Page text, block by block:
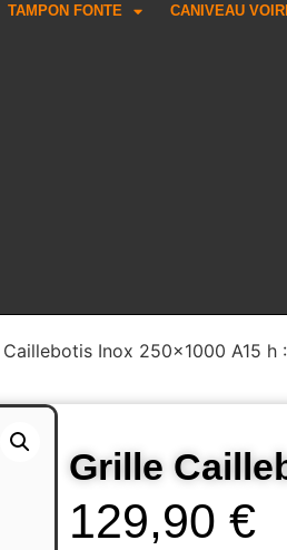
TAMPON FONTE CANIVEAU
Inox 250×1000 A15 h
Grille
129,90 €